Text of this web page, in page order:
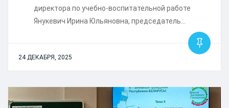
директора по учебно-воспитательной работе
Янукевич Ирина Юльяновна, председатель…
24 ДЕКАБРЯ, 2025